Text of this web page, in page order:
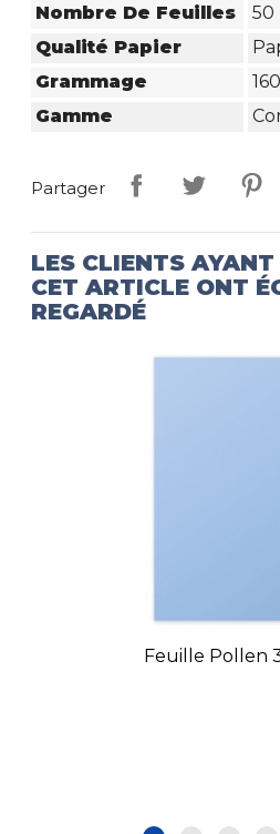
Nombre De Feuilles
50
Qualité Papier
Grammage
Gamme
Partager
LES CLIENTS
CET ARTICLE ONT
REGARDÉ
Feuille Pollen